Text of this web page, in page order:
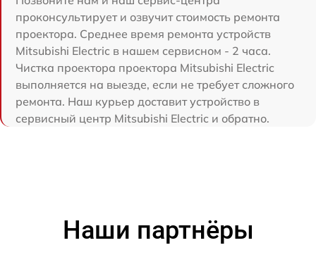
проконсультирует и озвучит стоимость ремонта
проектора. Среднее время ремонта устройств
Mitsubishi Electric в нашем сервисном - 2 часа.
Чистка проектора проектора Mitsubishi Electric
выполняется на выезде, если не требует сложного
ремонта. Наш курьер доставит устройство в
сервисный центр Mitsubishi Electric и обратно.
Наши партнёры